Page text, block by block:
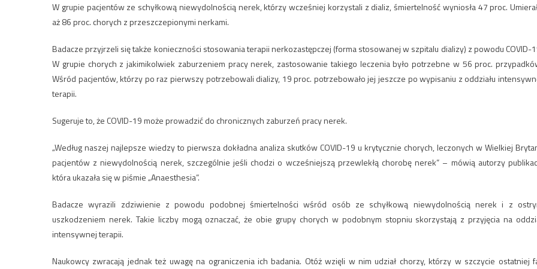
W grupie pacjentów ze schyłkową niewydolnością nerek, którzy wcześniej korzystali z dializ, śmiertelność wyniosła 47 proc.
aż 86 proc. chorych z przeszczepionymi nerkami.
Badacze przyjrzeli się także konieczności stosowania terapii nerkozastępczej (forma stosowanej w szpitalu dializy) z powodu COVID-
W grupie chorych z jakimikolwiek zaburzeniem pracy nerek, zastosowanie takiego leczenia było potrzebne w 56 proc.
Wśród pacjentów, którzy po raz pierwszy potrzebowali dializy, 19 proc. potrzebowało jej jeszcze po wypisaniu z oddziału
terapii.
Sugeruje to, że COVID-19 może prowadzić do chronicznych zaburzeń pracy nerek.
„Według naszej najlepsze wiedzy to pierwsza dokładna analiza skutków COVID-19 u krytycznie chorych, leczonych w Wielkiej
pacjentów z niewydolnością nerek, szczególnie jeśli chodzi o wcześniejszą przewlekłą chorobę nerek” – mówią autorzy
która ukazała się w piśmie „Anaesthesia”.
Badacze wyrazili zdziwienie z powodu podobnej śmiertelności wśród osób ze schyłkową niewydolnością nerek i z
uszkodzeniem nerek. Takie liczby mogą oznaczać, że obie grupy chorych w podobnym stopniu skorzystają z przyjęcia na
intensywnej terapii.
Naukowcy zwracają jednak też uwagę na ograniczenia ich badania. Otóż wzięli w nim udział chorzy, którzy w szczycie ostatniej